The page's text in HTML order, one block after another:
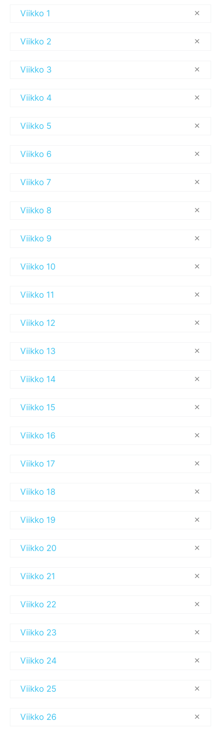
Viikko 1
Viikko 2
Viikko 3
Viikko 4
Viikko 5
Viikko 6
Viikko 7
Viikko 8
Viikko 9
Viikko 10
Viikko 11
Viikko 12
Viikko 13
Viikko 14
Viikko 15
Viikko 16
Viikko 17
Viikko 18
Viikko 19
Viikko 20
Viikko 21
Viikko 22
Viikko 23
Viikko 24
Viikko 25
Viikko 26